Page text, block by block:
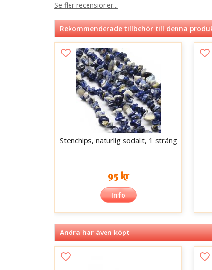
Se fler recensioner...
Rekommenderade tillbehör till denna
Stenchips, naturlig sodalit, 1 sträng
95 kr
Info
Andra har även köpt